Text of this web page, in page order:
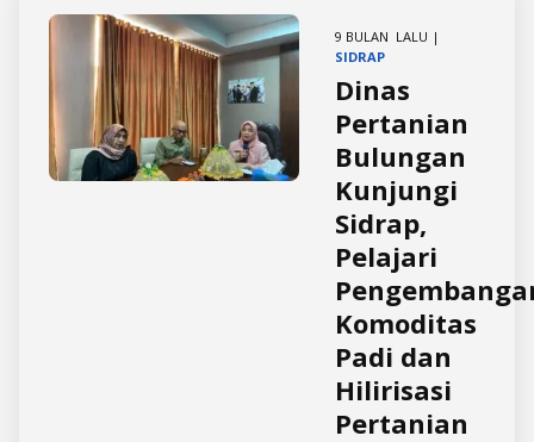
9 BULAN LALU |
SIDRAP
Dinas
Pertanian
Bulungan
Kunjungi
Sidrap,
Pelajari
Komoditas
Padi dan
Hilirisasi
Pertanian